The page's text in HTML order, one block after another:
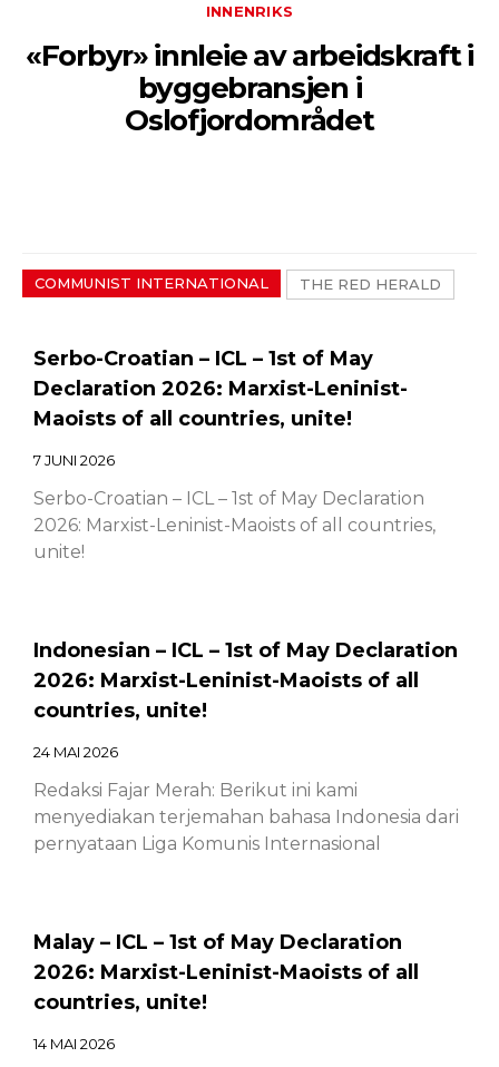
INNENRIKS
«Forbyr» innleie av arbeidskraft i
byggebransjen i
Oslofjordområdet
COMMUNIST INTERNATIONAL THE RED HERALD
Serbo-Croatian – ICL – 1st of May
Declaration 2026: Marxist-Leninist-
Maoists of all countries, unite!
7 JUNI 2026
Serbo-Croatian – ICL – 1st of May Declaration
2026: Marxist-Leninist-Maoists of all countries,
unite!
Indonesian – ICL – 1st of May Declaration
2026: Marxist-Leninist-Maoists of all
countries, unite!
24 MAI 2026
Redaksi Fajar Merah: Berikut ini kami
menyediakan terjemahan bahasa Indonesia dari
pernyataan Liga Komunis Internasional
Malay – ICL – 1st of May Declaration
2026: Marxist-Leninist-Maoists of all
countries, unite!
14 MAI 2026